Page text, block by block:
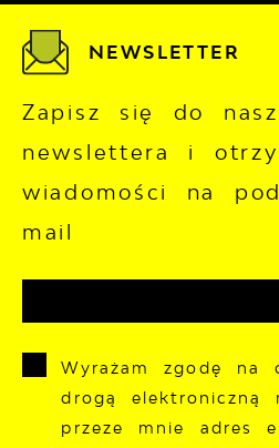
NEWSLETTER
Zapisz się do
newslettera i
wiadomości na
mail
Wyrażam zgodę na
drogą elektroniczną
przeze mnie adres